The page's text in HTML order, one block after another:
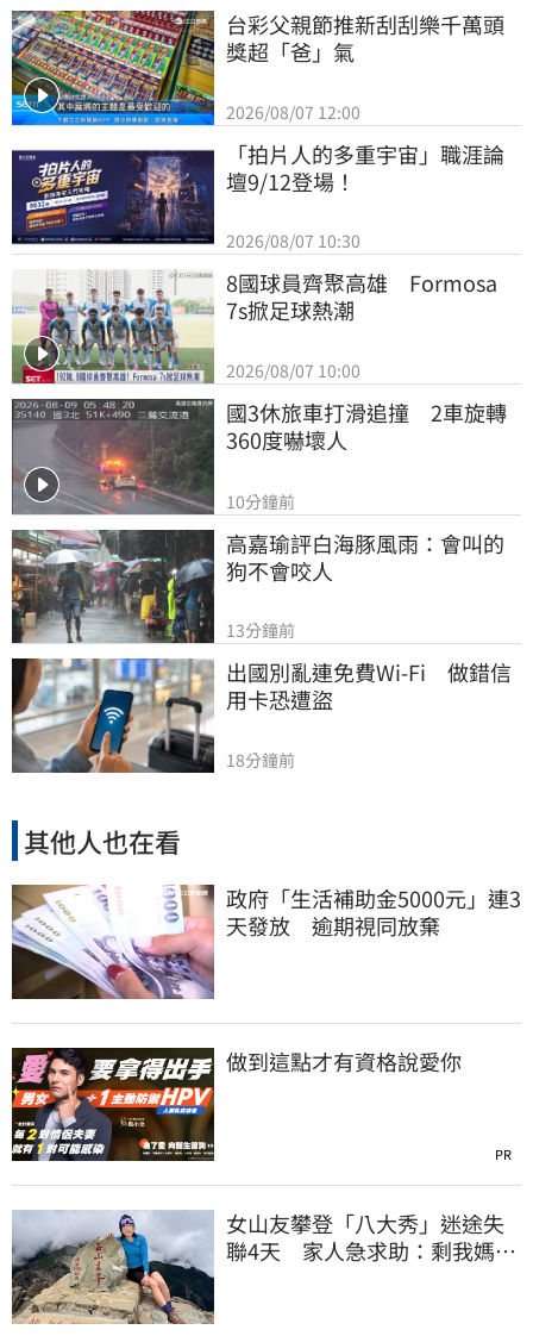
台彩父親節推新刮刮樂千萬頭
獎超「爸」氣
2026/08/07 12:00
「拍片人的多重宇宙」職涯論
壇9/12登場！
2026/08/07 10:30
8國球員齊聚高雄　Formosa
7s掀足球熱潮
2026/08/07 10:00
國3休旅車打滑追撞　2車旋轉
360度嚇壞人
10分鐘前
高嘉瑜評白海豚風雨：會叫的
狗不會咬人
13分鐘前
出國別亂連免費Wi-Fi　做錯信
用卡恐遭盜
18分鐘前
其他人也在看
政府「生活補助金5000元」連3
天發放 逾期視同放棄
做到這點才有資格說愛你
PR
女山友攀登「八大秀」迷途失
聯4天 家人急求助：剩我媽還